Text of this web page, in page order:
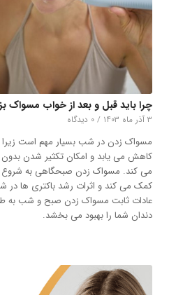
چرا باید قبل و بعد از خواب مسواک
۳ آذر ماه ۱۴۰۳ / ۰ دیدگاه
مسواک زدن در شب بسیار مهم است زیرا
کاهش می یابد و امکان تکثیر شدن بدون
می کند. مسواک زدن صبحگاهی به شروع
کمک می کند و اثرات رشد باکتری ها
عادات ثابت مسواک زدن صبح و شب به
دندان شما را بهبود می بخشد.